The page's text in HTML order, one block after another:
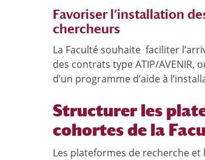
Favoriser l’installation
chercheurs
La Faculté souhaite faciliter
des contrats type ATIP/AVENIR,
d’un programme d’aide à
Structurer les
cohortes de la
Les plateformes de recherche